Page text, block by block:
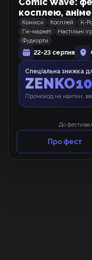
Манхва
До
Маньхва
Якщо зняти
Манхва
косплею, аніме
Комікси Косплей K-
Гік-маркет
Настільні
Фудкорти
22-23 серпня
Спеціальна знижка
ZENKO10
Промокод на квитки,
До
Про фест